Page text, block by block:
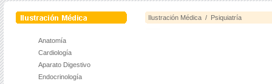
Anatomía
Cardiología
Aparato Digestivo
Endocrinología
Ilustración Médica / Psiquiatría